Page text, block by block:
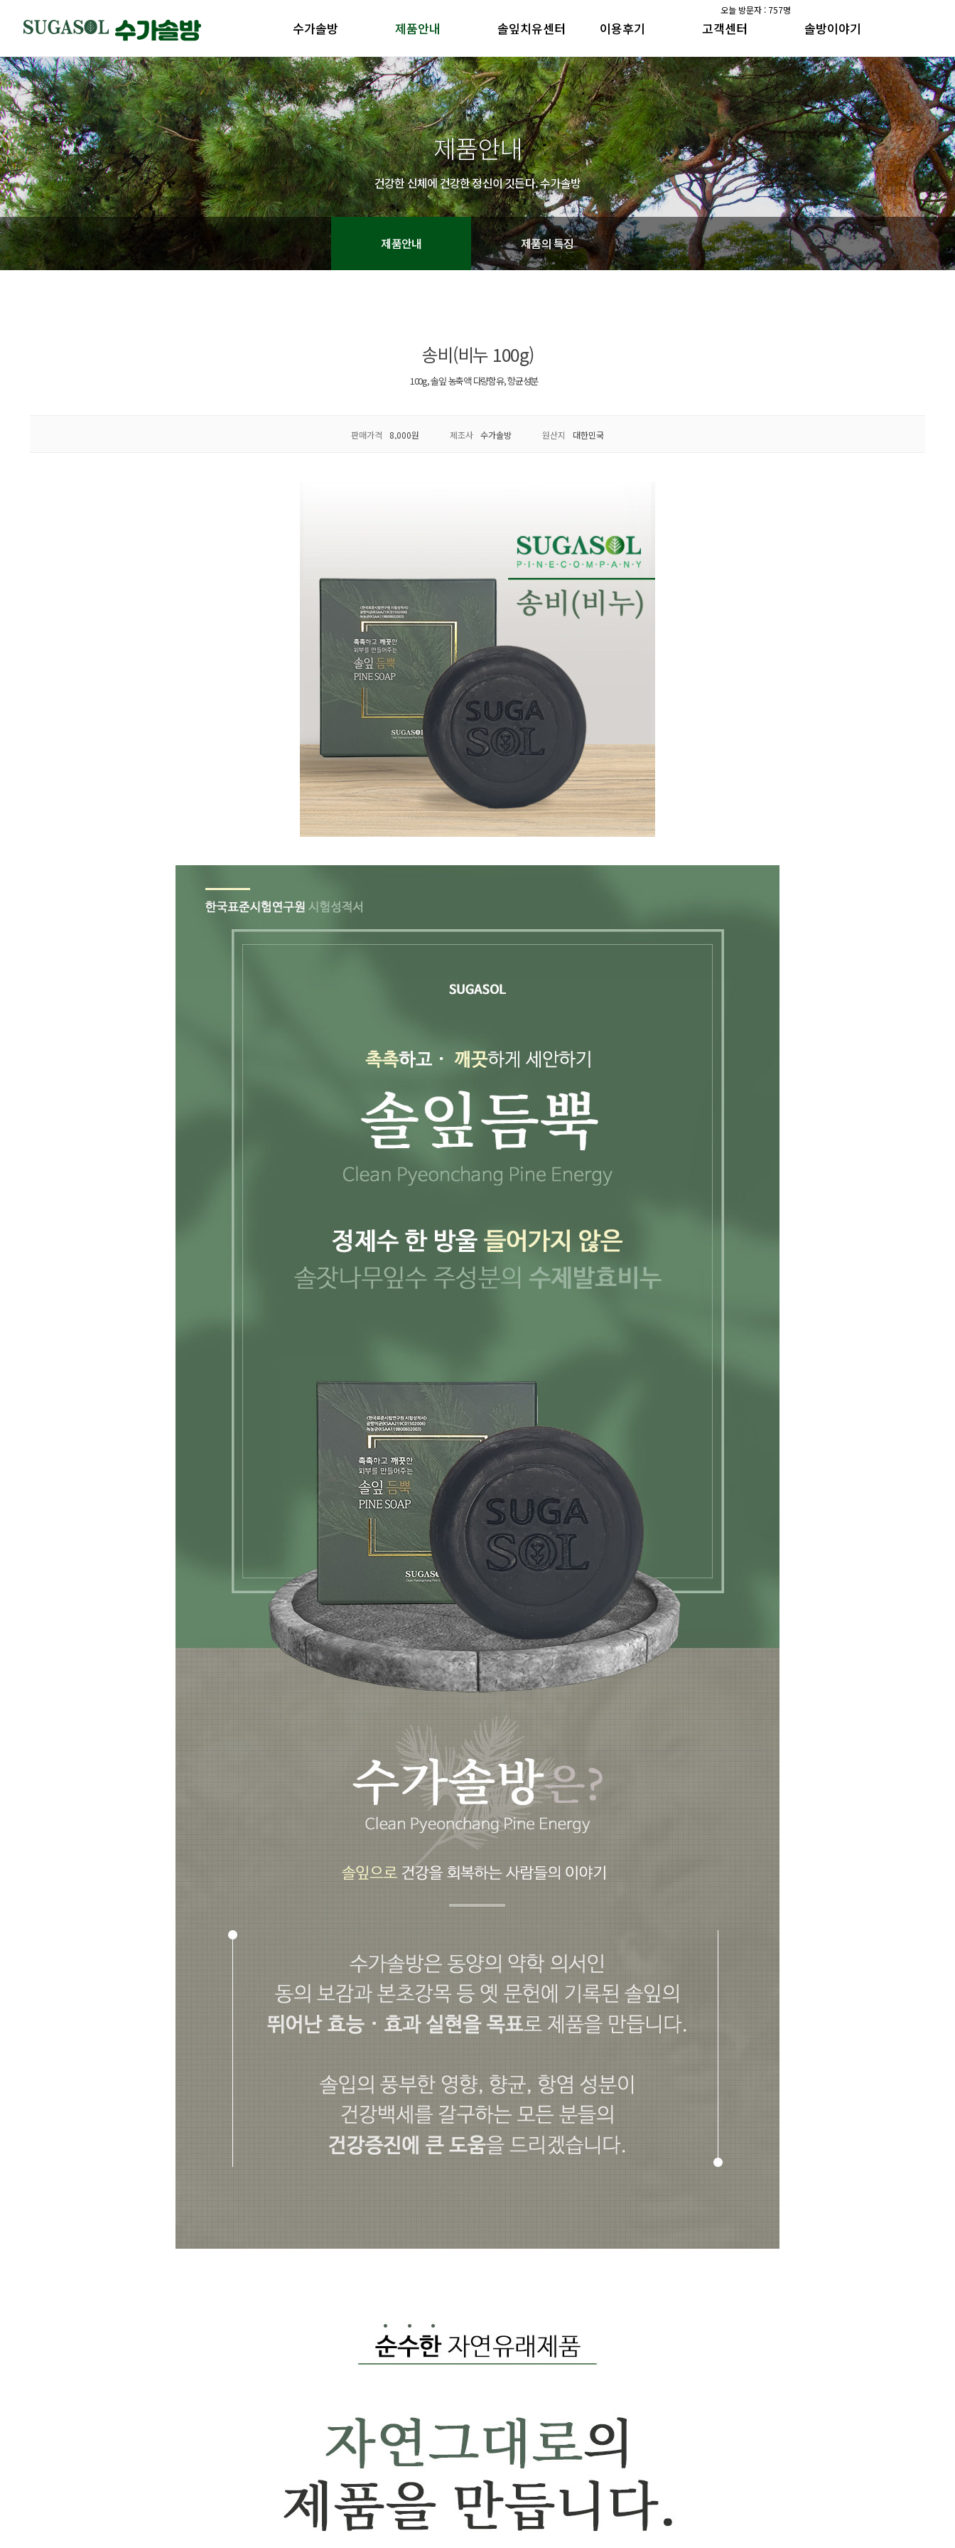
오늘 방문자 : 757명
수가솔방 제품안내 솔잎치유센터 이용후기 고객센터 솔방이야기
수가솔방 소개
제품철학
제품안내
제품의 특징
솔잎치유센터 이용후기
공지사항
갤러리
수가솔방 방송일지
솔방지기 건강이야기
수가솔방 소개
제품안내
솔잎치유센터 이용후기
공지사항
수가솔방 방송일지
솔방지기 건강이야기
제품안내
건강한 신체에 건강한 정신이 깃든다. 수가솔방
제품안내 제품의 특징
송비(비누 100g)
100g, 솔잎 농축액 다량함유, 항균성분
판매가격 8,000원 제조사 수가솔방 원산지 대한민국